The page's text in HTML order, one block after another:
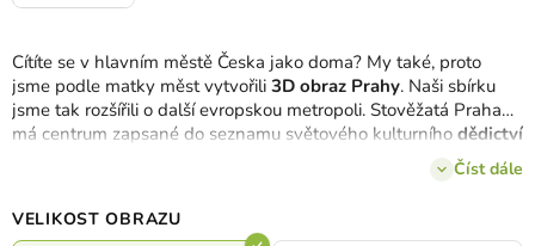
Cítíte se v hlavním městě Česka jako doma? My také, proto
jsme podle matky měst vytvořili 3D obraz Prahy. Naši sbírku
jsme tak rozšířili o další evropskou metropoli. Stověžatá Praha
má centrum zapsané do seznamu světového kulturního dědictví
. Město se
skládá až z 10 městských částí, ale dřevěná mapa Prahy
Stranu, Hradčany, Holešovice, Karlín, Žižkov, Vyšehrad,
Číst dále
VELIKOST OBRAZU